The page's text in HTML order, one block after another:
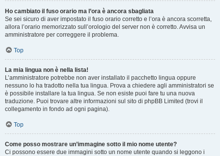
Ho cambiato il fuso orario ma l’ora è ancora sbagliata
Se sei sicuro di aver impostato il fuso orario corretto e l’ora è ancora scorretta,
allora l’orario memorizzato sull’orologio del server non è corretto. Avvisa un
amministratore per correggere il problema.
Top
La mia lingua non è nella lista!
L’amministratore potrebbe non aver installato il pacchetto lingua oppure
nessuno lo ha tradotto nella tua lingua. Prova a chiedere agli amministratori se
è possibile installare la tua lingua. Se non esiste puoi fare tu una nuova
traduzione. Puoi trovare altre informazioni sul sito di phpBB Limited (trovi il
collegamento in fondo ad ogni pagina).
Top
Come posso mostrare un’immagine sotto il mio nome utente?
Ci possono essere due immagini sotto un nome utente quando si leggono i